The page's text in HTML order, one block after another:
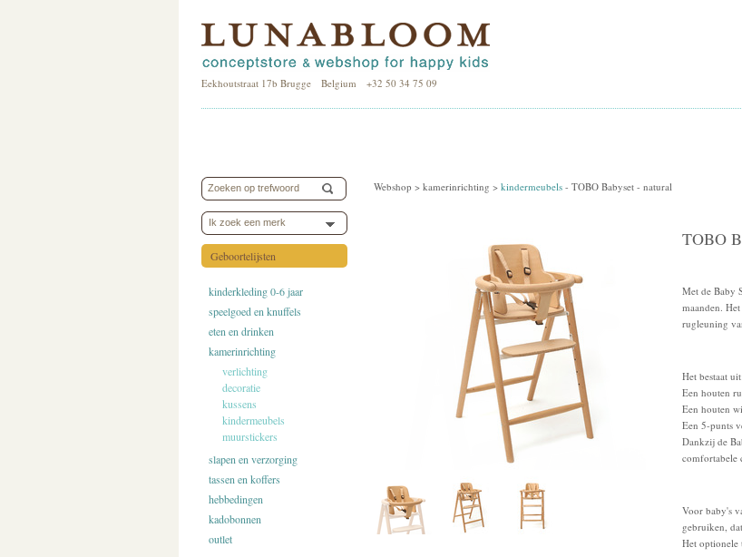
Eekhoutstraat 17b Brugge Belgium +32 50 34 75 09
Ik zoek een merk
Geboortelijsten
kinderkleding 0-6 jaar
speelgoed en knuffels
eten en drinken
kamerinrichting
verlichting
decoratie
kussens
kindermeubels
muurstickers
slapen en verzorging
tassen en koffers
hebbedingen
kadobonnen
outlet
Webshop > kamerinrichting > kindermeubels - TOBO Babyset - natural
TOBO
Met de Baby
maanden.
rugleuning
Het bestaat uit:
Een houten
Een houten
Een 5-punts
Dankzij de
comfortabele
Voor baby's
gebruiken,
Het optionele